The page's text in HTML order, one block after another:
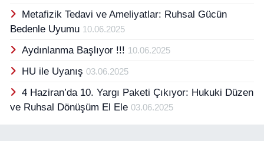
Metafizik Tedavi ve Ameliyatlar: Ruhsal Gücün
Bedenle Uyumu 10.06.2025
Aydınlanma Başlıyor !!! 10.06.2025
HU ile Uyanış 03.06.2025
4 Haziran’da 10. Yargı Paketi Çıkıyor: Hukuki Düzen
ve Ruhsal Dönüşüm El Ele 03.06.2025